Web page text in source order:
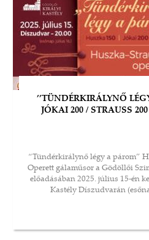
’’TÜNDÉRKIRÁLYNŐ
JÓKAI 200 / STRAUSS
“Tündérkirálynő légy a párom”
Operett gálaműsor a Gödöllői
előadásában 2025. július 15-én
Kastély Díszudvarán